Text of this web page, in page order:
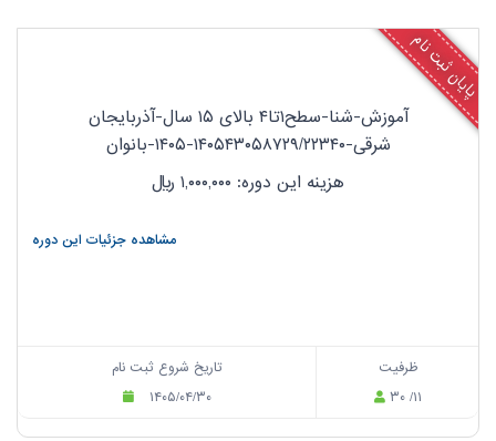
پایان ثبت نام
آموزش-شنا-سطح۱تا۴ بالای ۱۵ سال-آذربایجان
شرقی-۱۴۰۵۴۳۰۵۸۷۲۹/۲۲۳۴۰-۱۴۰۵-بانوان
هزینه این دوره: ۱,۰۰۰,۰۰۰
ریال
مشاهده جزئیات این دوره
تاریخ شروع ثبت نام
۱۴۰۵/۰۴/۳۰
ظرفیت
۳۰ /۱۱